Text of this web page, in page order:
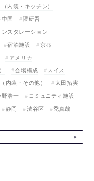
内装・キッチン）
中国
隈研吾
ンスタレーション
宿泊施設
京都
アメリカ
会場構成
スイス
内装・その他）
太田拓実
野浩一
コミュニティ施設
静岡 渋谷区 禿真哉